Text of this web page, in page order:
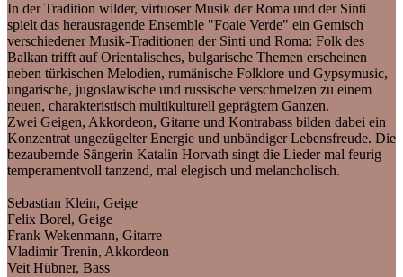
In der Tradition wilder, virtuoser Musik der Roma und der Sinti
spielt das herausragende Ensemble "Foaie Verde" ein Gemisch
verschiedener Musik-Traditionen der Sinti und Roma: Folk des
Balkan trifft auf Orientalisches, bulgarische Themen erscheinen
neben türkischen Melodien, rumänische Folklore und Gypsymusic,
ungarische, jugoslawische und russische verschmelzen zu einem
neuen, charakteristisch multikulturell geprägtem Ganzen.
Zwei Geigen, Akkordeon, Gitarre und Kontrabass bilden dabei ein
Konzentrat ungezügelter Energie und unbändiger Lebensfreude. Die
bezaubernde Sängerin Katalin Horvath singt die Lieder mal feurig
temperamentvoll tanzend, mal elegisch und melancholisch.
Sebastian Klein, Geige
Felix Borel, Geige
Frank Wekenmann, Gitarre
Vladimir Trenin, Akkordeon
Veit Hübner, Bass